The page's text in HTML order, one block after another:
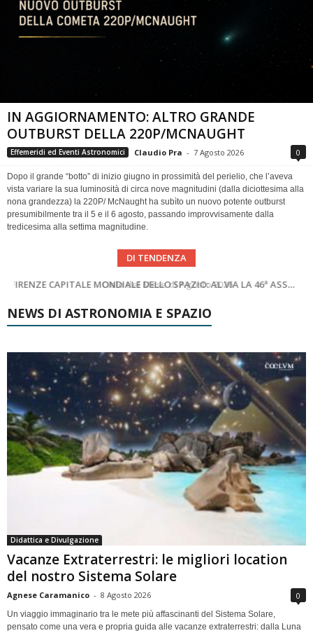
IN AGGIORNAMENTO: ALTRO GRANDE
OUTBURST DELLA 220P/MCNAUGHT
Effemeridi ed Eventi Astronomici Claudio Pra - 7 Agosto 2026 0
Dopo il grande “botto” di inizio giugno in prossimità del perielio, che l’aveva
vista variare la sua luminosità di circa nove magnitudini (dalla diciottesima alla
nona grandezza) la 220P/ McNaught ha subìto un nuovo potente outburst
presumibilmente tra il 5 e il 6 agosto, passando improvvisamente dalla
tredicesima alla settima magnitudine.
DI TENDENZA
Cielo del Mese di Agosto 2026
SUPERNOVAE aggiornamenti del mese – Agosto 2026
NEWS DI ASTRONOMIA E SPAZIO
Didattica e Divulgazione
Vacanze Extraterrestri: le migliori location
del nostro Sistema Solare
Agnese Caramanico - 8 Agosto 2026 0
Un viaggio immaginario tra le mete più affascinanti del Sistema Solare,
pensato come una vera e propria guida alle vacanze extraterrestri: dalla Luna